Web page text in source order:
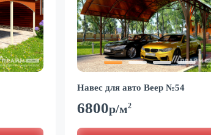
Навес для авто Веер №54
6800р/м2